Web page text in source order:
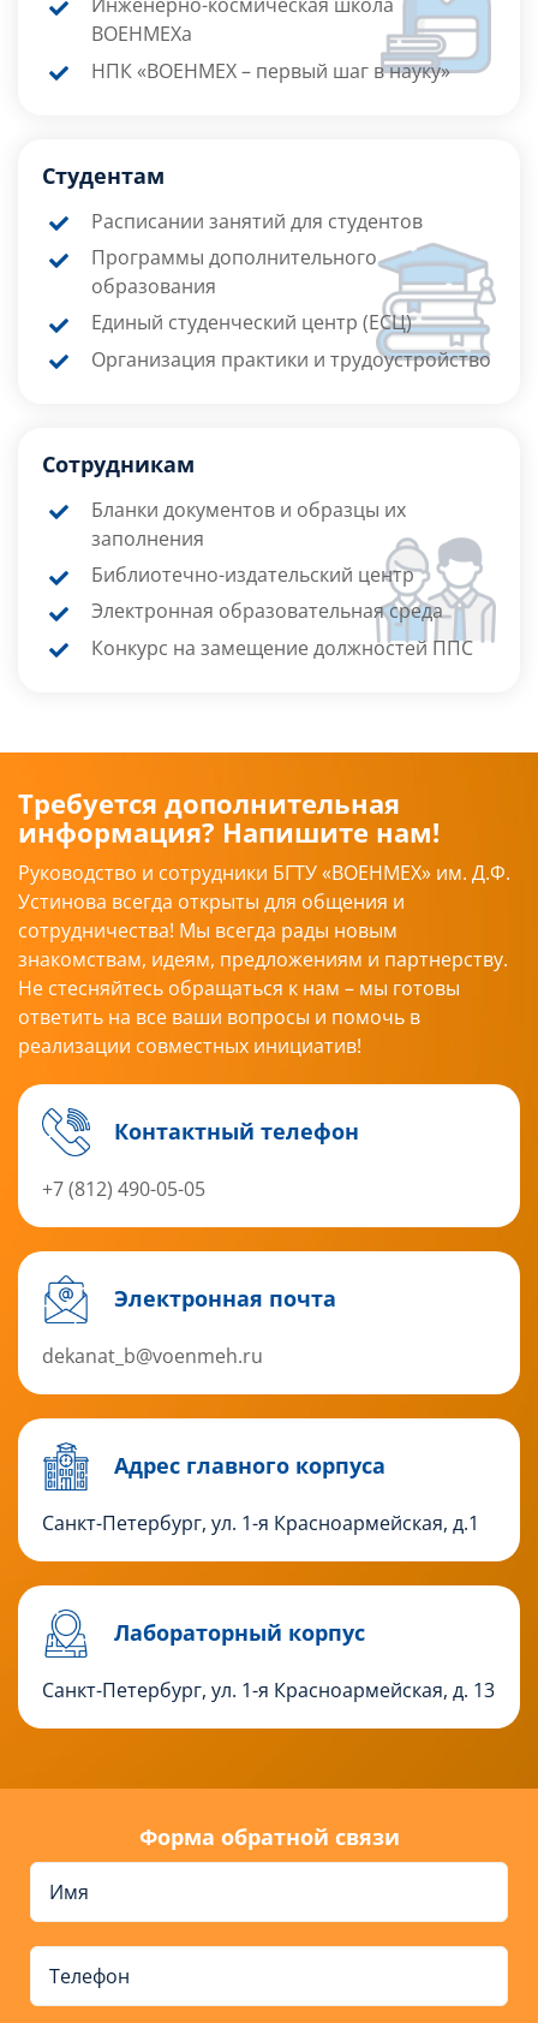
Инженерно-космическая школа
ВОЕНМЕХа
НПК «ВОЕНМЕХ – первый шаг в науку»
Студентам
Расписании занятий для студентов
Программы дополнительного
образования
Единый студенческий центр (ЕСЦ)
Организация практики и трудоустройство
Сотрудникам
Бланки документов и образцы их
заполнения
Библиотечно-издательский центр
Электронная образовательная среда
Конкурс на замещение должностей ППС
Требуется дополнительная
информация? Напишите нам!
Руководство и сотрудники БГТУ «ВОЕНМЕХ» им. Д.Ф.
Устинова всегда открыты для общения и
сотрудничества! Мы всегда рады новым
знакомствам, идеям, предложениям и партнерству.
Не стесняйтесь обращаться к нам – мы готовы
ответить на все ваши вопросы и помочь в
реализации совместных инициатив!
Контактный телефон
+7 (812) 490-05-05
Электронная почта
dekanat_b@voenmeh.ru
Адрес главного корпуса
Санкт-Петербург, ул. 1-я Красноармейская, д.1
Лабораторный корпус
Санкт-Петербург, ул. 1-я Красноармейская, д. 13
Форма обратной связи